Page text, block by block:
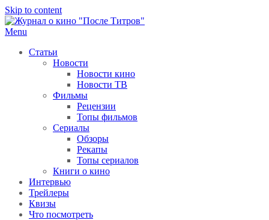
Skip to content
Menu
Статьи
Новости
Новости кино
Новости ТВ
Фильмы
Рецензии
Топы фильмов
Сериалы
Обзоры
Рекапы
Топы сериалов
Книги о кино
Интервью
Трейлеры
Квизы
Что посмотреть